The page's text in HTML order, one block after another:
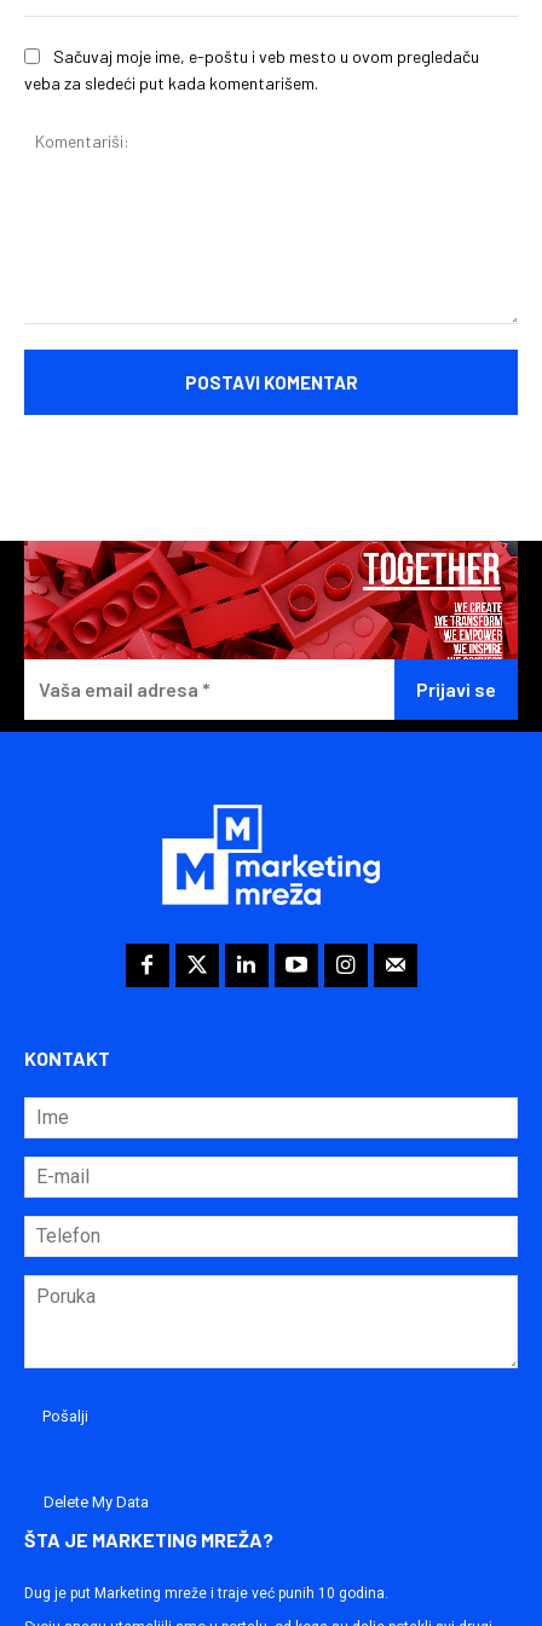
Sačuvaj moje ime, e-poštu i veb mesto u ovom pregledaču
veba za sledeći put kada komentarišem.
KONTAKT
Delete My Data
ŠTA JE MARKETING MREŽA?
Dug je put Marketing mreže i traje već punih 10 godina.